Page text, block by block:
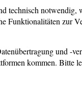
beklagt,
er es
was
technisch notwendig,
Funktionalitäten zur
und -
kommen. Bitte